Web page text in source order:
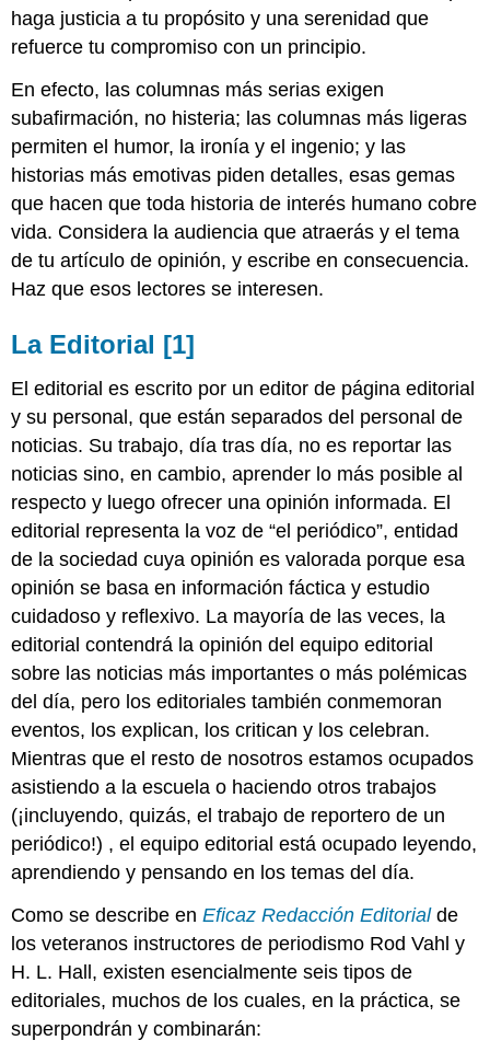
haga justicia a tu propósito y una serenidad que
refuerce tu compromiso con un principio.
En efecto, las columnas más serias exigen
subafirmación, no histeria; las columnas más ligeras
permiten el humor, la ironía y el ingenio; y las
historias más emotivas piden detalles, esas gemas
que hacen que toda historia de interés humano cobre
vida. Considera la audiencia que atraerás y el tema
de tu artículo de opinión, y escribe en consecuencia.
Haz que esos lectores se interesen.
La Editorial [1]
El editorial es escrito por un editor de página editorial
y su personal, que están separados del personal de
noticias. Su trabajo, día tras día, no es reportar las
noticias sino, en cambio, aprender lo más posible al
respecto y luego ofrecer una opinión informada. El
editorial representa la voz de “el periódico”, entidad
de la sociedad cuya opinión es valorada porque esa
opinión se basa en información fáctica y estudio
cuidadoso y reflexivo. La mayoría de las veces, la
editorial contendrá la opinión del equipo editorial
sobre las noticias más importantes o más polémicas
del día, pero los editoriales también conmemoran
eventos, los explican, los critican y los celebran.
Mientras que el resto de nosotros estamos ocupados
asistiendo a la escuela o haciendo otros trabajos
(¡incluyendo, quizás, el trabajo de reportero de un
periódico!) , el equipo editorial está ocupado leyendo,
aprendiendo y pensando en los temas del día.
Como se describe enEficaz Redacción Editorialde
los veteranos instructores de periodismo Rod Vahl y
H. L. Hall, existen esencialmente seis tipos de
editoriales, muchos de los cuales, en la práctica, se
superpondrán y combinarán: